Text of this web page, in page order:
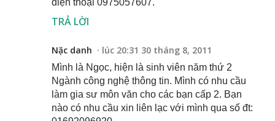
điện thoại 0975057607.
TRẢ LỜI
Nặc danh lúc 20:31 30 tháng 8, 2011
Mình là Ngọc, hiện là sinh viên năm thứ 2
Ngành công nghệ thông tin. Mình có nhu cầu
làm gia sư môn văn cho các bạn cấp 2. Bạn
nào có nhu cầu xin liên lạc với mình qua số đt: